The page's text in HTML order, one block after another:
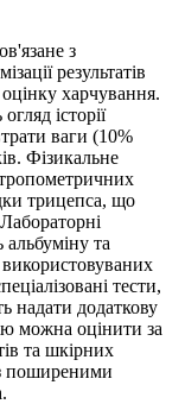
з
результатів
харчування.
історії
ваги (10%
Фізикальне
трицепса, що
та
тести,
надати додаткову
можна оцінити за
та шкірних
поширеними